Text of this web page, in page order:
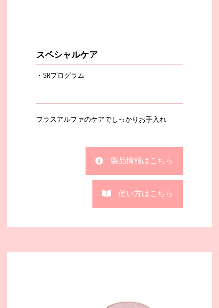
スペシャルケア
・SRプログラム
プラスアルファのケアでしっかりお手入れ
製品情報はこちら
使い方はこちら